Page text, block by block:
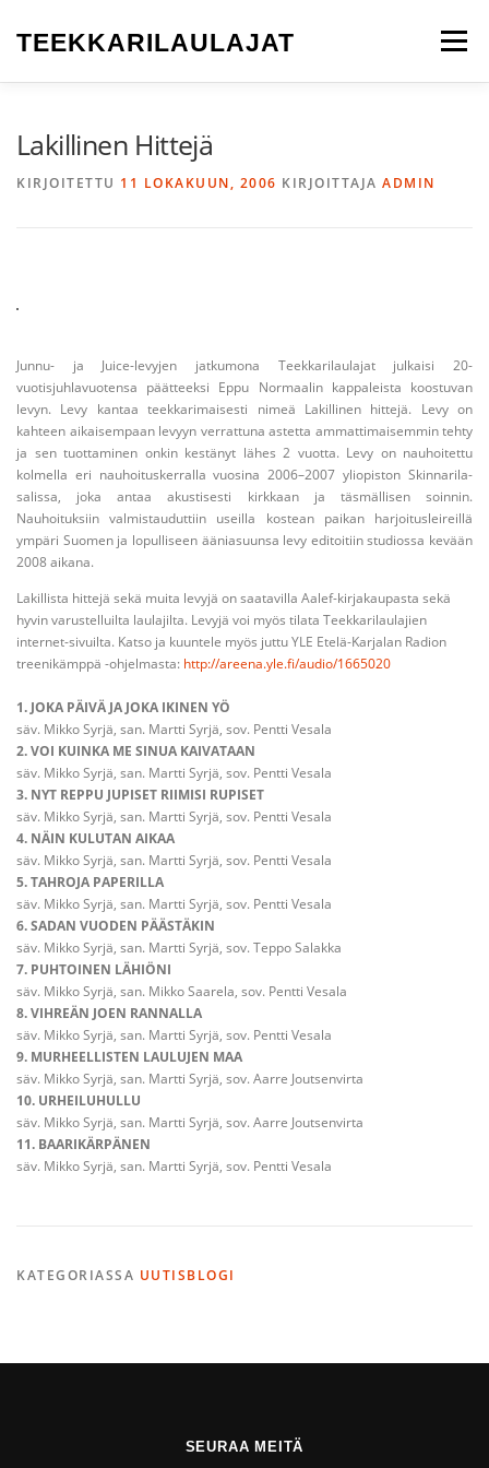
sisältöön
TEEKKARILAULAJAT Valikko
Lakillinen Hittejä
KIRJOITETTU 11 LOKAKUUN, 2006 KIRJOITTAJA ADMIN
Junnu- ja Juice-levyjen jatkumona Teekkarilaulajat julkaisi 20-
vuotisjuhlavuotensa päätteeksi Eppu Normaalin kappaleista koostuvan
levyn. Levy kantaa teekkarimaisesti nimeä Lakillinen hittejä. Levy on
kahteen aikaisempaan levyyn verrattuna astetta ammattimaisemmin tehty
ja sen tuottaminen onkin kestänyt lähes 2 vuotta. Levy on nauhoitettu
kolmella eri nauhoituskerralla vuosina 2006–2007 yliopiston Skinnarila-
salissa, joka antaa akustisesti kirkkaan ja täsmällisen soinnin.
Nauhoituksiin valmistauduttiin useilla kostean paikan harjoitusleireillä
ympäri Suomen ja lopulliseen ääniasuunsa levy editoitiin studiossa kevään
2008 aikana.
Lakillista hittejä sekä muita levyjä on saatavilla Aalef-kirjakaupasta sekä
hyvin varustelluilta laulajilta. Levyjä voi myös tilata Teekkarilaulajien
internet-sivuilta. Katso ja kuuntele myös juttu YLE Etelä-Karjalan Radion
treenikämppä -ohjelmasta: http://areena.yle.fi/audio/1665020
1. JOKA PÄIVÄ JA JOKA IKINEN YÖ
säv. Mikko Syrjä, san. Martti Syrjä, sov. Pentti Vesala
2. VOI KUINKA ME SINUA KAIVATAAN
säv. Mikko Syrjä, san. Martti Syrjä, sov. Pentti Vesala
3. NYT REPPU JUPISET RIIMISI RUPISET
säv. Mikko Syrjä, san. Martti Syrjä, sov. Pentti Vesala
4. NÄIN KULUTAN AIKAA
säv. Mikko Syrjä, san. Martti Syrjä, sov. Pentti Vesala
5. TAHROJA PAPERILLA
säv. Mikko Syrjä, san. Martti Syrjä, sov. Pentti Vesala
6. SADAN VUODEN PÄÄSTÄKIN
säv. Mikko Syrjä, san. Martti Syrjä, sov. Teppo Salakka
7. PUHTOINEN LÄHIÖNI
säv. Mikko Syrjä, san. Mikko Saarela, sov. Pentti Vesala
8. VIHREÄN JOEN RANNALLA
säv. Mikko Syrjä, san. Martti Syrjä, sov. Pentti Vesala
9. MURHEELLISTEN LAULUJEN MAA
säv. Mikko Syrjä, san. Martti Syrjä, sov. Aarre Joutsenvirta
10. URHEILUHULLU
säv. Mikko Syrjä, san. Martti Syrjä, sov. Aarre Joutsenvirta
11. BAARIKÄRPÄNEN
säv. Mikko Syrjä, san. Martti Syrjä, sov. Pentti Vesala
KATEGORIASSA UUTISBLOGI
SEURAA MEITÄ